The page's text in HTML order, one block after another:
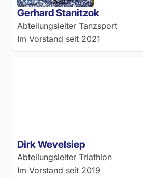
Gerhard Stanitzok
Abteilungsleiter Tanzsport
Im Vorstand seit 2021
Dirk Wevelsiep
Abteilungsleiter Triathlon
Im Vorstand seit 2019